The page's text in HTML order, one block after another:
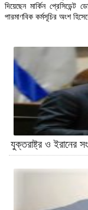
দিয়েছেন মার্কিন
পারমাণবিক কর্মসূচির অংশ
যুক্তরাষ্ট্র ও ইরানের